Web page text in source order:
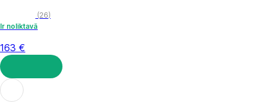
(26)
Ir noliktavā
163 €
LIKT GROZĀ